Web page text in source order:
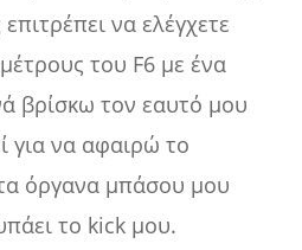
να ελέγχετε
του F6 με ένα
βρίσκω τον εαυτό μου
για να αφαιρώ το
όργανα μπάσου μου
το kick μου.